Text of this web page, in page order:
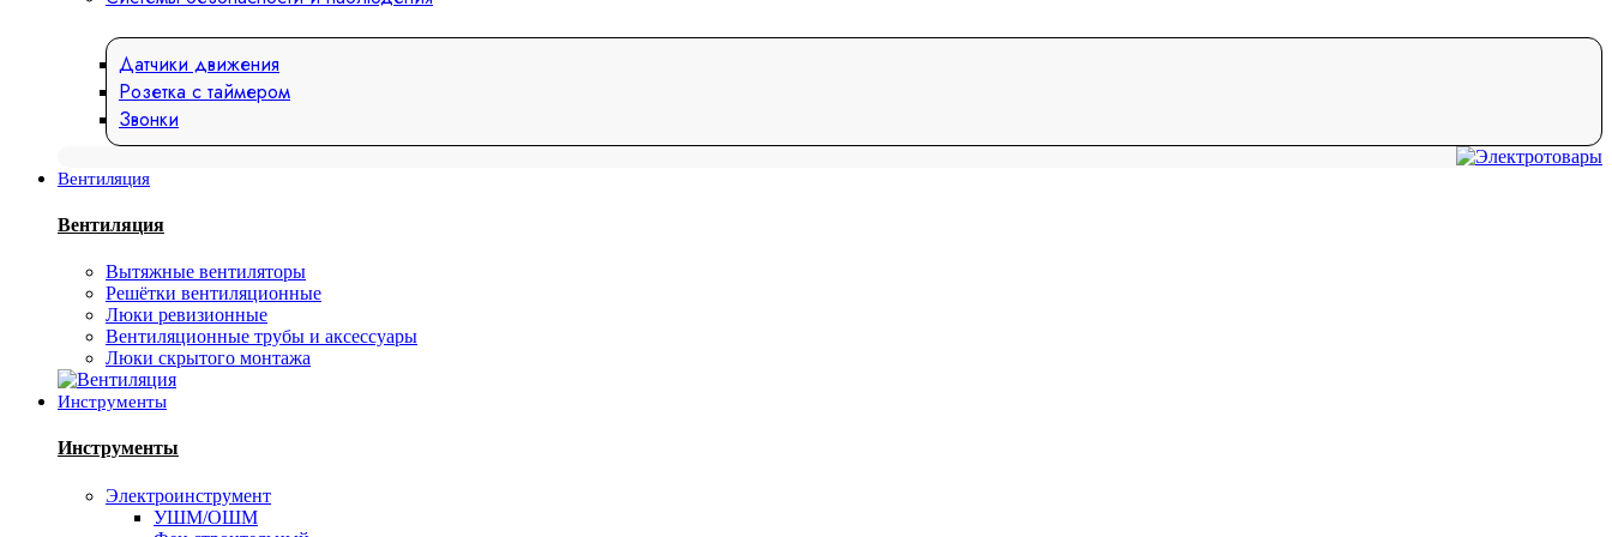
Датчики движения
Розетка с таймером
Звонки
Вентиляция
Вентиляция
Вытяжные вентиляторы
Решётки вентиляционные
Люки ревизионные
Вентиляционные трубы и аксессуары
Люки скрытого монтажа
Инструменты
Инструменты
Электроинструмент
УШМ/ОШМ